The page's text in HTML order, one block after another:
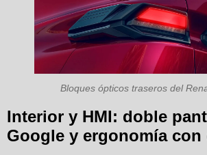
Bloques ópticos traseros del
Interior y HMI: doble
Google y ergonomía con